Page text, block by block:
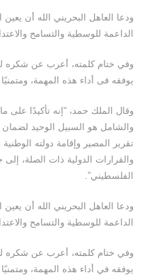
ودعا العاهل البحريني الله أن
الداعمة للوسطية والتسامح
وفي ختام كلمته، أعرب عن شكره
يوفقه فى أداء هذه المهمة،
وقال الملك حمد، “إنه تأكيدًا على
والشامل هو السبيل الوحيد
تقرير المصير وإقامة دولته
والقرارات الدولية ذات الصلة،
الفلسطيني”.
ودعا العاهل البحريني الله أن
الداعمة للوسطية والتسامح
وفي ختام كلمته، أعرب عن شكره
يوفقه في أداء هذه المهمة،